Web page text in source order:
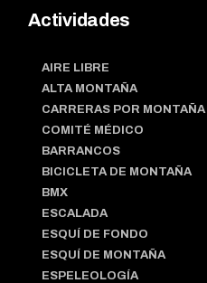
Actividades
AIRE LIBRE
ALTA MONTAÑA
CARRERAS POR MONTAÑA
COMITÉ MÉDICO
BARRANCOS
BICICLETA DE MONTAÑA
BMX
ESCALADA
ESQUÍ DE FONDO
ESQUÍ DE MONTAÑA
ESPELEOLOGÍA